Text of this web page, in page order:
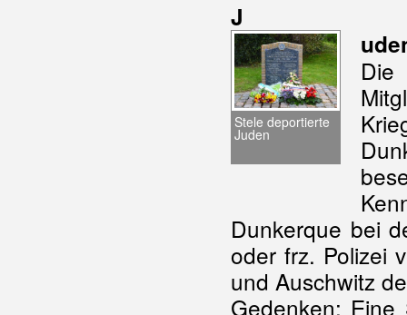
J
Stele deportierte
Juden
Dunkerque bei
oder frz. Polizei
und Auschwitz
Gedenken: